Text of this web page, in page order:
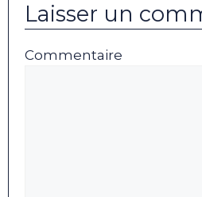
Laisser un
Commentaire